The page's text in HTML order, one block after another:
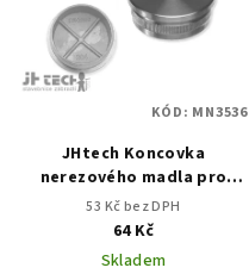
JHtech Koncovka
nerezového madla pro
průměr 42,4/2mm rovná
53 Kč bez DPH
64 Kč
Skladem
KÓD: MN3536